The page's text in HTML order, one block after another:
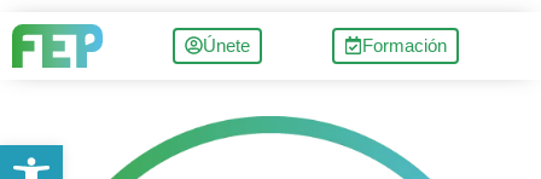
Únete Formación
Abrir barra de herramientas